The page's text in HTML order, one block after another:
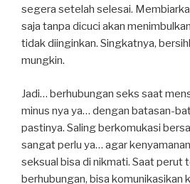
segera setelah selesai.
saja tanpa dicuci akan
tidak diinginkan. Singkatnya,
mungkin.
Jadi… berhubungan seks saat
minus nya ya… dengan batasan-
pastinya. Saling berkomukasi
sangat perlu ya… agar
seksual bisa di nikmati. Saat perut
berhubungan, bisa komunikasikan